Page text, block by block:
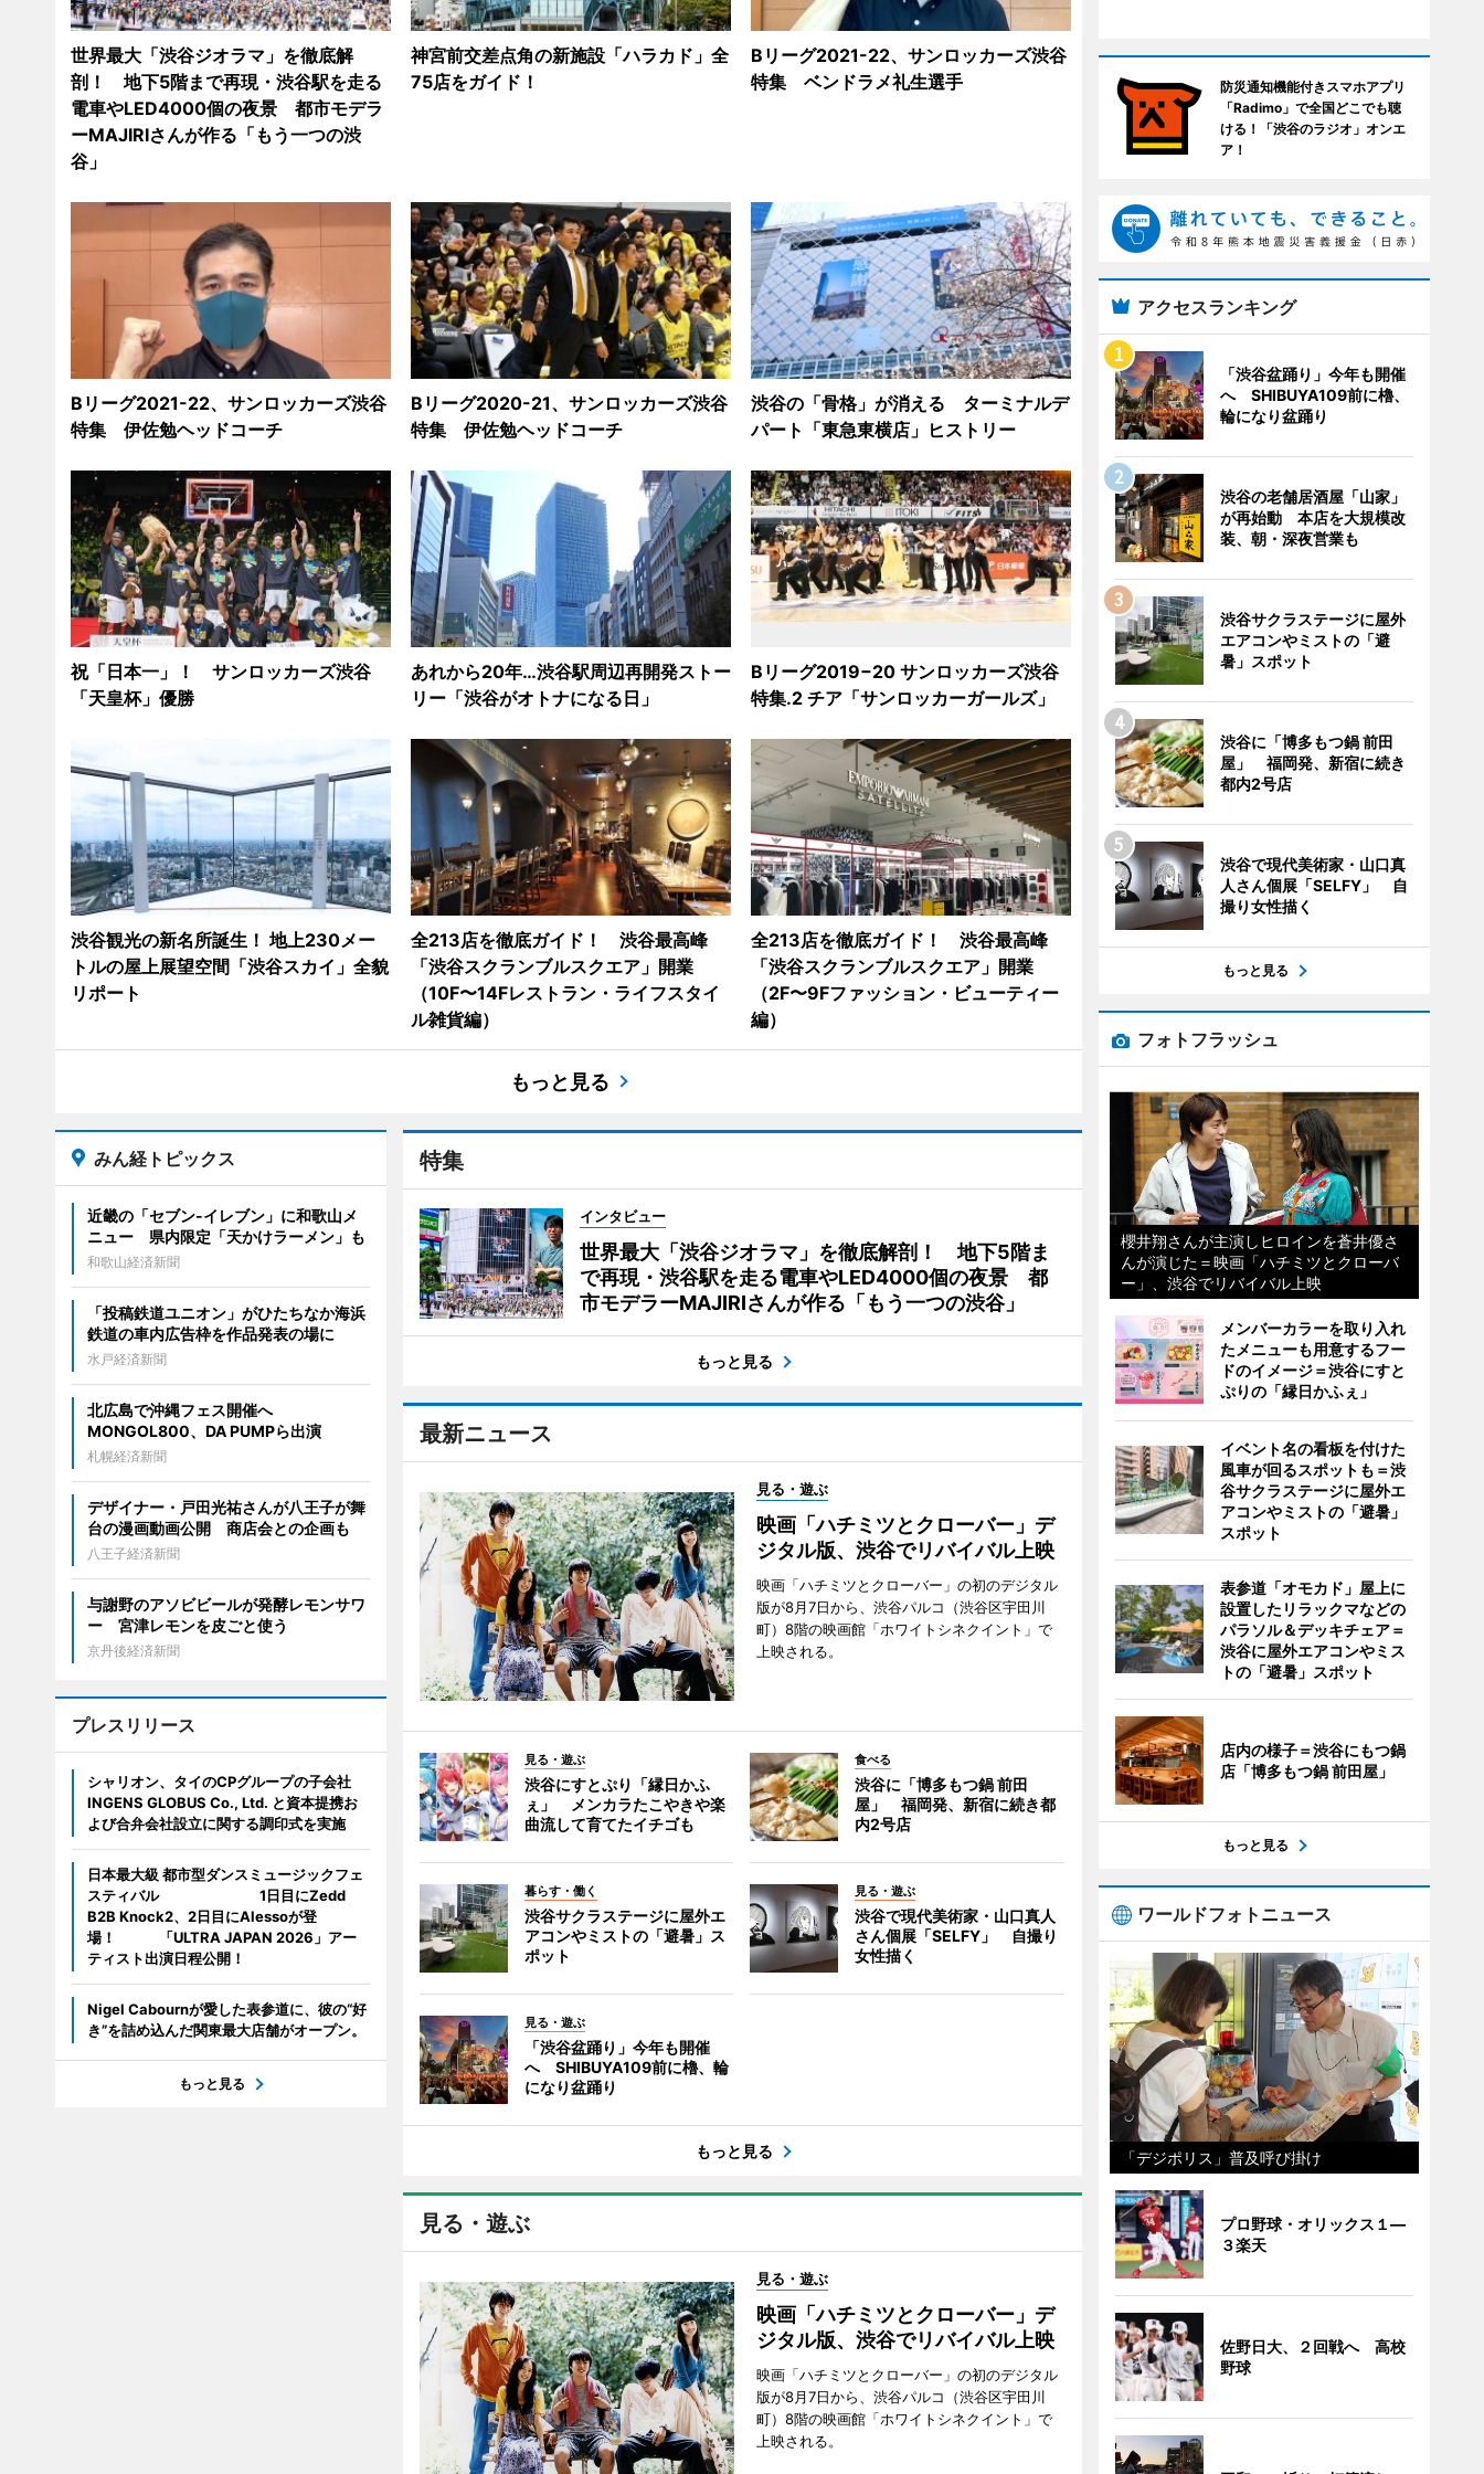
世界最大「渋谷ジオラマ」を徹底解
剖！ 地下5階まで再現・渋谷駅を走る
電車やLED4000個の夜景 都市モデラ
ーMAJIRIさんが作る「もう一つの渋
谷」
神宮前交差点角の新施設「ハラカド」全
75店をガイド！
Bリーグ2021-22、サンロッカーズ渋谷
特集 ベンドラメ礼生選手
Bリーグ2021-22、サンロッカーズ渋谷
特集 伊佐勉ヘッドコーチ
Bリーグ2020-21、サンロッカーズ渋谷
特集 伊佐勉ヘッドコーチ
渋谷の「骨格」が消える ターミナルデ
パート「東急東横店」ヒストリー
祝「日本一」！ サンロッカーズ渋谷
「天皇杯」優勝
あれから20年…渋谷駅周辺再開発ストー
リー「渋谷がオトナになる日」
Bリーグ2019−20 サンロッカーズ渋谷
特集.2 チア「サンロッカーガールズ」
渋谷観光の新名所誕生！ 地上230メー
トルの屋上展望空間「渋谷スカイ」全貌
リポート
全213店を徹底ガイド！ 渋谷最高峰
「渋谷スクランブルスクエア」開業
（10F〜14Fレストラン・ライフスタイ
ル雑貨編）
全213店を徹底ガイド！ 渋谷最高峰
「渋谷スクランブルスクエア」開業
（2F〜9Fファッション・ビューティー
編）
もっと見る
特集
インタビュー
世界最大「渋谷ジオラマ」を徹底解剖！ 地下5階ま
で再現・渋谷駅を走る電車やLED4000個の夜景 都
市モデラーMAJIRIさんが作る「もう一つの渋谷」
もっと見る
最新ニュース
見る・遊ぶ
映画「ハチミツとクローバー」デ
ジタル版、渋谷でリバイバル上映
映画「ハチミツとクローバー」の初のデジタル
版が8月7日から、渋谷パルコ（渋谷区宇田川
町）8階の映画館「ホワイトシネクイント」で
上映される。
見る・遊ぶ
渋谷にすとぷり「縁日かふ
ぇ」 メンカラたこやきや楽
曲流して育てたイチゴも
食べる
渋谷に「博多もつ鍋 前田
屋」 福岡発、新宿に続き都
内2号店
暮らす・働く
渋谷サクラステージに屋外エ
アコンやミストの「避暑」ス
ポット
見る・遊ぶ
渋谷で現代美術家・山口真人
さん個展「SELFY」 自撮り
女性描く
見る・遊ぶ
「渋谷盆踊り」今年も開催
へ SHIBUYA109前に櫓、輪
になり盆踊り
もっと見る
見る・遊ぶ
見る・遊ぶ
映画「ハチミツとクローバー」デ
ジタル版、渋谷でリバイバル上映
映画「ハチミツとクローバー」の初のデジタル
版が8月7日から、渋谷パルコ（渋谷区宇田川
町）8階の映画館「ホワイトシネクイント」で
上映される。
みん経トピックス
近畿の「セブン-イレブン」に和歌山メ
ニュー 県内限定「天かけラーメン」も
和歌山経済新聞
「投稿鉄道ユニオン」がひたちなか海浜
鉄道の車内広告枠を作品発表の場に
水戸経済新聞
北広島で沖縄フェス開催へ
MONGOL800、DA PUMPら出演
札幌経済新聞
デザイナー・戸田光祐さんが八王子が舞
台の漫画動画公開 商店会との企画も
八王子経済新聞
与謝野のアソビビールが発酵レモンサワ
ー 宮津レモンを皮ごと使う
京丹後経済新聞
プレスリリース
シャリオン、タイのCPグループの子会社
INGENS GLOBUS Co., Ltd. と資本提携お
よび合弁会社設立に関する調印式を実施
日本最大級 都市型ダンスミュージックフェ
スティバル 1日目にZedd
B2B Knock2、2日目にAlessoが登
場！ 「ULTRA JAPAN 2026」アー
ティスト出演日程公開！
Nigel Cabournが愛した表参道に、彼の“好
き”を詰め込んだ関東最大店舗がオープン。
もっと見る
防災通知機能付きスマホアプリ
「Radimo」で全国どこでも聴
ける！「渋谷のラジオ」オンエ
ア！
アクセスランキング
「渋谷盆踊り」今年も開催
へ SHIBUYA109前に櫓、
輪になり盆踊り
渋谷の老舗居酒屋「山家」
が再始動 本店を大規模改
装、朝・深夜営業も
渋谷サクラステージに屋外
エアコンやミストの「避
暑」スポット
渋谷に「博多もつ鍋 前田
屋」 福岡発、新宿に続き
都内2号店
渋谷で現代美術家・山口真
人さん個展「SELFY」 自
撮り女性描く
もっと見る
フォトフラッシュ
櫻井翔さんが主演しヒロインを蒼井優さ
んが演じた＝映画「ハチミツとクローバ
ー」、渋谷でリバイバル上映
メンバーカラーを取り入れ
たメニューも用意するフー
ドのイメージ＝渋谷にすと
ぷりの「縁日かふぇ」
イベント名の看板を付けた
風車が回るスポットも＝渋
谷サクラステージに屋外エ
アコンやミストの「避暑」
スポット
表参道「オモカド」屋上に
設置したリラックマなどの
パラソル＆デッキチェア＝
渋谷に屋外エアコンやミス
トの「避暑」スポット
店内の様子＝渋谷にもつ鍋
店「博多もつ鍋 前田屋」
もっと見る
ワールドフォトニュース
「デジポリス」普及呼び掛け
プロ野球・オリックス１―
３楽天
佐野日大、２回戦へ 高校
野球